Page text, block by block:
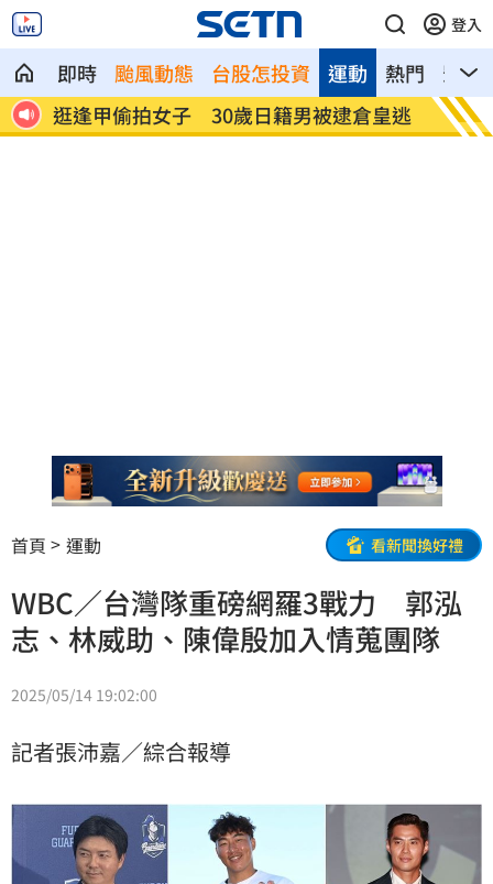
登入
即時 颱風動態 台股怎投資 熱門 影音
運動
逃
姜厚任揭「和女友前夫是好友」撇小三傳
言
挺賴
首頁 運動 看新聞換好禮
WBC／台灣隊重磅網羅3戰力 郭泓
志、林威助、陳偉殷加入情蒐團隊
2025/05/14 19:02:00
記者張沛嘉／綜合報導